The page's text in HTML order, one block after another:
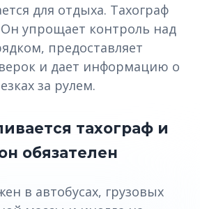
для отдыха. Тахограф
Он упрощает контроль над
предоставляет
и дает информацию о
за рулем.
тахограф и
обязателен
в автобусах, грузовых